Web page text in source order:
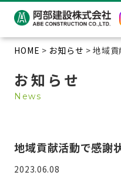
HOME > お知らせ > 地域
お知らせ
News
地域貢献活動で感謝
2023.06.08